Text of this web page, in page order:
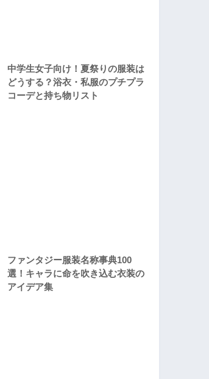
中学生女子向け！夏祭りの服装は
どうする？浴衣・私服のプチプラ
コーデと持ち物リスト
ファンタジー服装名称事典100
選！キャラに命を吹き込む衣装の
アイデア集